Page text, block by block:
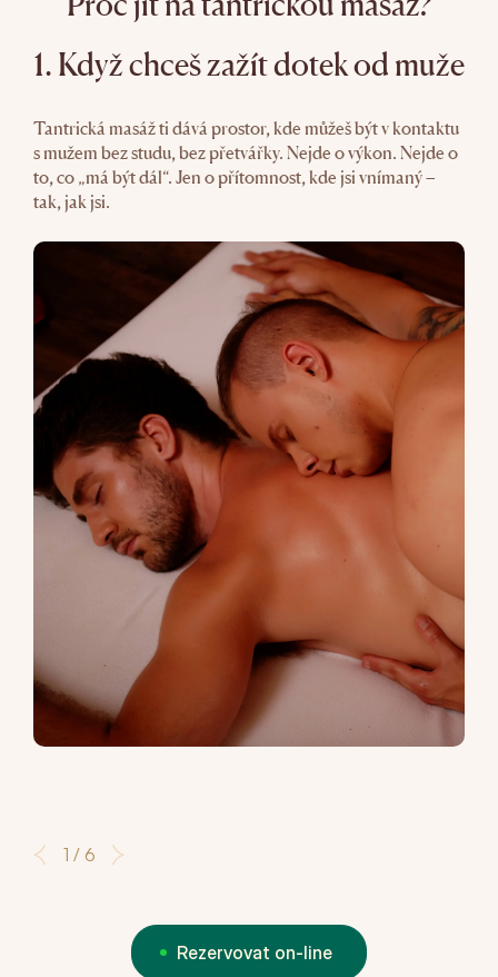
1 / 6
1. Když chceš zažít dotek od muže
Tantrická masáž ti dává prostor, kde můžeš být v kontaktu
s mužem bez studu, bez přetvářky. Nejde o výkon. Nejde o
to, co „má být dál“. Jen o přítomnost, kde jsi vnímaný –
tak, jak jsi.
Rezervovat on-line